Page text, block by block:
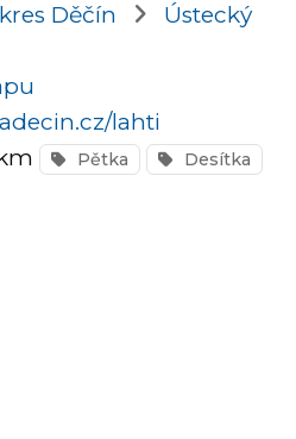
Děčín
Ústecký
lahti
Pětka Desítka